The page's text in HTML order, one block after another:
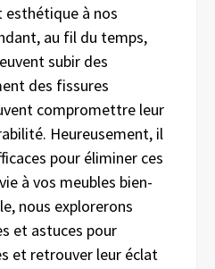
à nos
au fil du temps,
subir des
des fissures
compromettre leur
Heureusement, il
pour éliminer ces
à vos meubles bien-
nous explorerons
et astuces pour
et retrouver leur éclat